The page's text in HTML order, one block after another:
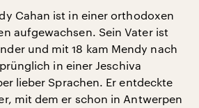
Cahan ist in einer orthodoxen
aufgewachsen. Sein Vater ist
und mit 18 kam Mendy nach
in einer Jeschiva
lieber Sprachen. Er entdeckte
mit dem er schon in Antwerpen